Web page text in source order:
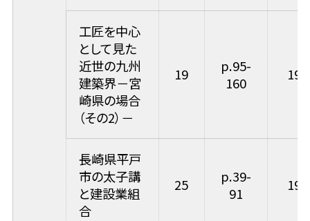
工匠を中心
として見た
近世の九州
建築界－宮
崎県の場合
（その2）－
19
p.95-
160
長崎県平戸
市の太子講
と建設業組
合
25
p.39-
91